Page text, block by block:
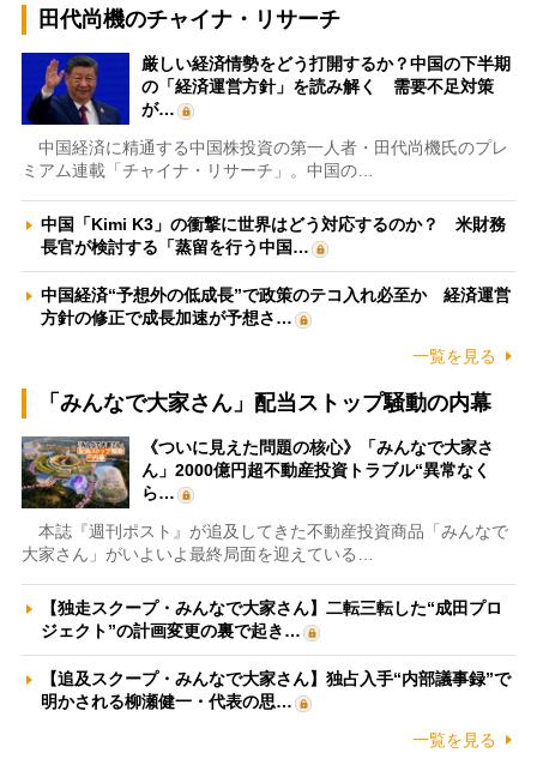
田代尚機のチャイナ・リサーチ
厳しい経済情勢をどう打開するか？中国の下半期
の「経済運営方針」を読み解く 需要不足対策
が…
中国経済に精通する中国株投資の第一人者・田代尚機氏のプレ
ミアム連載「チャイナ・リサーチ」。中国の…
中国「Kimi K3」の衝撃に世界はどう対応するのか？ 米財務
長官が検討する「蒸留を行う中国…
中国経済“予想外の低成長”で政策のテコ入れ必至か 経済運営
方針の修正で成長加速が予想さ…
一覧を見る
「みんなで大家さん」配当ストップ騒動の内幕
《ついに見えた問題の核心》「みんなで大家さ
ん」2000億円超不動産投資トラブル“異常なく
ら…
本誌『週刊ポスト』が追及してきた不動産投資商品「みんなで
大家さん」がいよいよ最終局面を迎えている…
【独走スクープ・みんなで大家さん】二転三転した“成田プロ
ジェクト”の計画変更の裏で起き…
【追及スクープ・みんなで大家さん】独占入手“内部議事録”で
明かされる柳瀬健一・代表の思…
一覧を見る